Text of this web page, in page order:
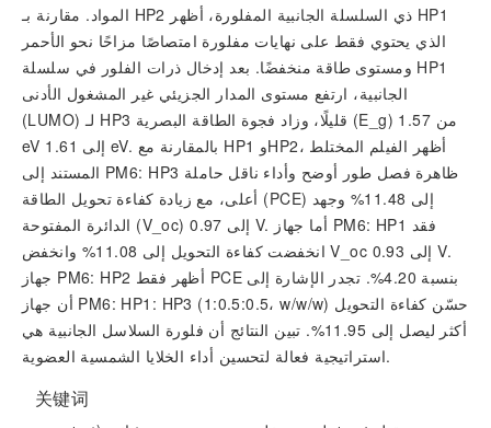
المواد. مقارنة بـ HP2 ذي السلسلة الجانبية المفلورة، أظهر HP1
الذي يحتوي فقط على نهايات مفلورة امتصاصًا مزاحًا نحو الأحمر
ومستوى طاقة منخفضًا. بعد إدخال ذرات الفلور في سلسلة HP1
الجانبية، ارتفع مستوى المدار الجزيئي غير المشغول الأدنى
(LUMO) لـ HP3 قليلًا، وزاد فجوة الطاقة البصرية (E_g) من 1.57
eV إلى 1.61 eV. بالمقارنة مع HP1 وHP2، أظهر الفيلم المختلط
المستند إلى PM6: HP3 ظاهرة فصل طور أوضح وأداء ناقل حاملة
أعلى، مع زيادة كفاءة تحويل الطاقة (PCE) إلى 11.48% وجهد
الدائرة المفتوحة (V_oc) إلى 0.97 V. أما جهاز PM6: HP1 فقد
انخفضت كفاءة التحويل إلى 11.08% وانخفض V_oc إلى 0.93 V.
جهاز PM6: HP2 أظهر فقط PCE بنسبة 4.20%. تجدر الإشارة إلى
أن جهاز PM6: HP1: HP3 (1:0.5:0.5، w/w/w) حسّن كفاءة التحويل
أكثر ليصل إلى 11.95%. تبين النتائج أن فلورة السلاسل الجانبية هي
استراتيجية فعالة لتحسين أداء الخلايا الشمسية العضوية.
关键词